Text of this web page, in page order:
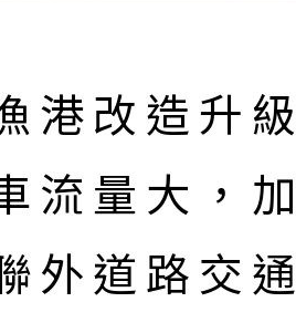
港改造升
流量大，
外道路交